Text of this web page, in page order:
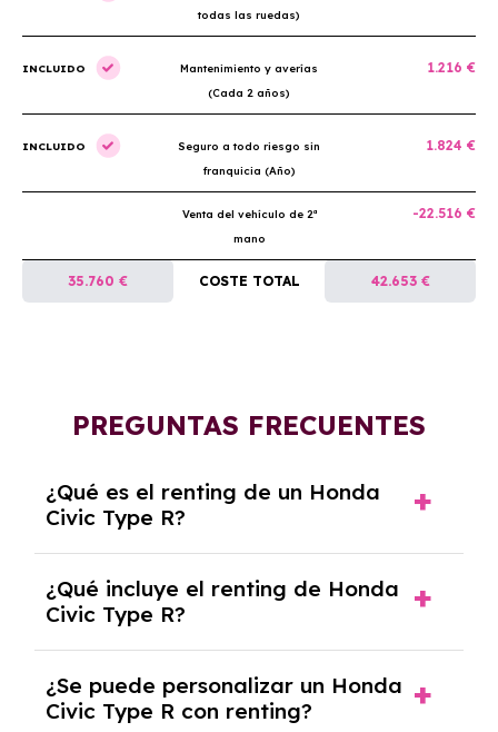
todas las ruedas)
INCLUIDO
Mantenimiento y averías
(Cada 2 años)
1.216 €
INCLUIDO
Seguro a todo riesgo sin
franquicia (Año)
1.824 €
Venta del vehículo de 2ª
mano
-22.516 €
35.760 € COSTE TOTAL 42.653 €
PREGUNTAS FRECUENTES
¿Qué es el renting de un Honda
Civic Type R?
contrato de alquiler a largo plazo en el que
pagas una cuota mensual fija por el uso del
coche durante un periodo determinado,
generalmente entre 2 y 5 años.
¿Qué incluye el renting de Honda
Civic Type R?
seguro a todo riesgo, mantenimiento,
reparaciones, impuestos, asistencia en
¿Se puede personalizar un Honda
Civic Type R con renting?